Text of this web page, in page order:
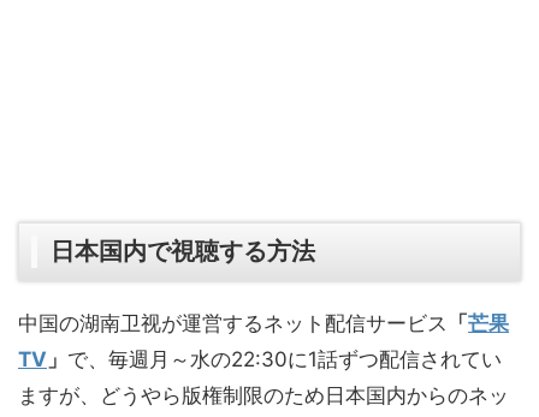
日本国内で視聴する方法
中国の湖南卫视が運営するネット配信サービス 「芒果
TV 」 で、毎週月～水の22:30に1話ずつ配信されてい
ますが、どうやら版権制限のため日本国内からのネッ